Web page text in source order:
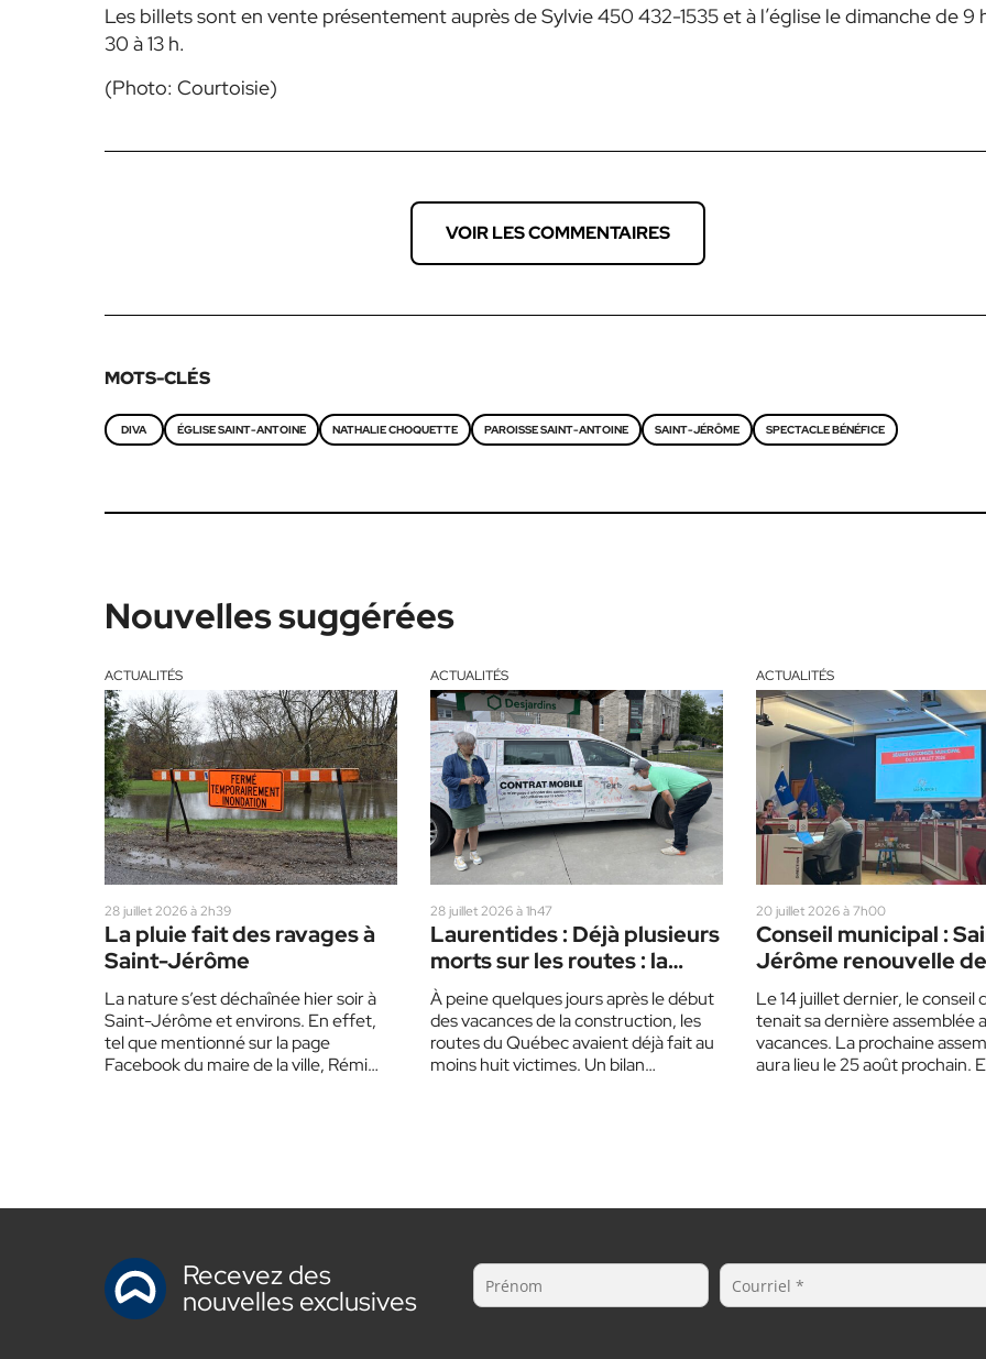
Les billets sont en vente présentement auprès de Sylvie 450 432-1535 et à l’église le dimanche de 9
30 à 13 h.
(Photo: Courtoisie)
VOIR LES COMMENTAIRES
MOTS-CLÉS
DIVA ÉGLISE SAINT-ANTOINE NATHALIE CHOQUETTE PAROISSE SAINT-ANTOINE SAINT-JÉRÔME SPECTACLE BÉNÉFICE
Nouvelles suggérées
ACTUALITÉS
28 juillet 2026 à 2h39
La pluie fait des ravages à
Saint-Jérôme
La nature s’est déchaînée hier soir à
Saint-Jérôme et environs. En effet,
tel que mentionné sur la page
Facebook du maire de la ville, Rémi…
ACTUALITÉS
28 juillet 2026 à 1h47
Laurentides : Déjà plusieurs
morts sur les routes : la
SAAQ mise sur un corbillard
blanc pour sensibiliser les
conducteurs
À peine quelques jours après le début
des vacances de la construction, les
routes du Québec avaient déjà fait au
moins huit victimes. Un bilan…
ACTUALITÉS
20 juillet 2026 à 7h00
Conseil municipal :
Jérôme renouvelle
ententes
Le 14 juillet dernier, le conseil
tenait sa dernière assemblée
vacances. La prochaine
aura lieu le 25 août prochain.
Recevez des
nouvelles exclusives